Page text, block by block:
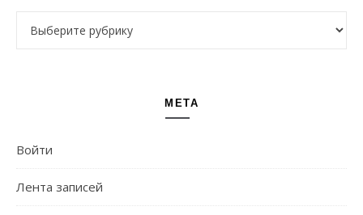
МЕТА
Войти
Лента записей